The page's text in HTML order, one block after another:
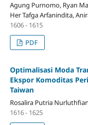
Agung Purnomo, Ryan
Her Tafga Arfanindita,
1606 - 1615
PDF
Optimalisasi Moda
Ekspor Komoditas
Taiwan
Rosalira Putria
1616 - 1625